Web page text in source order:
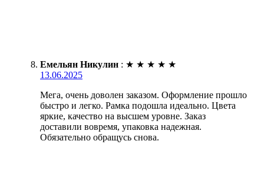
Емельян Никулин : ★ ★ ★ ★ ★
13.06.2025
Мега, очень доволен заказом. Оформление прошло
быстро и легко. Рамка подошла идеально. Цвета
яркие, качество на высшем уровне. Заказ
доставили вовремя, упаковка надежная.
Обязательно обращусь снова.